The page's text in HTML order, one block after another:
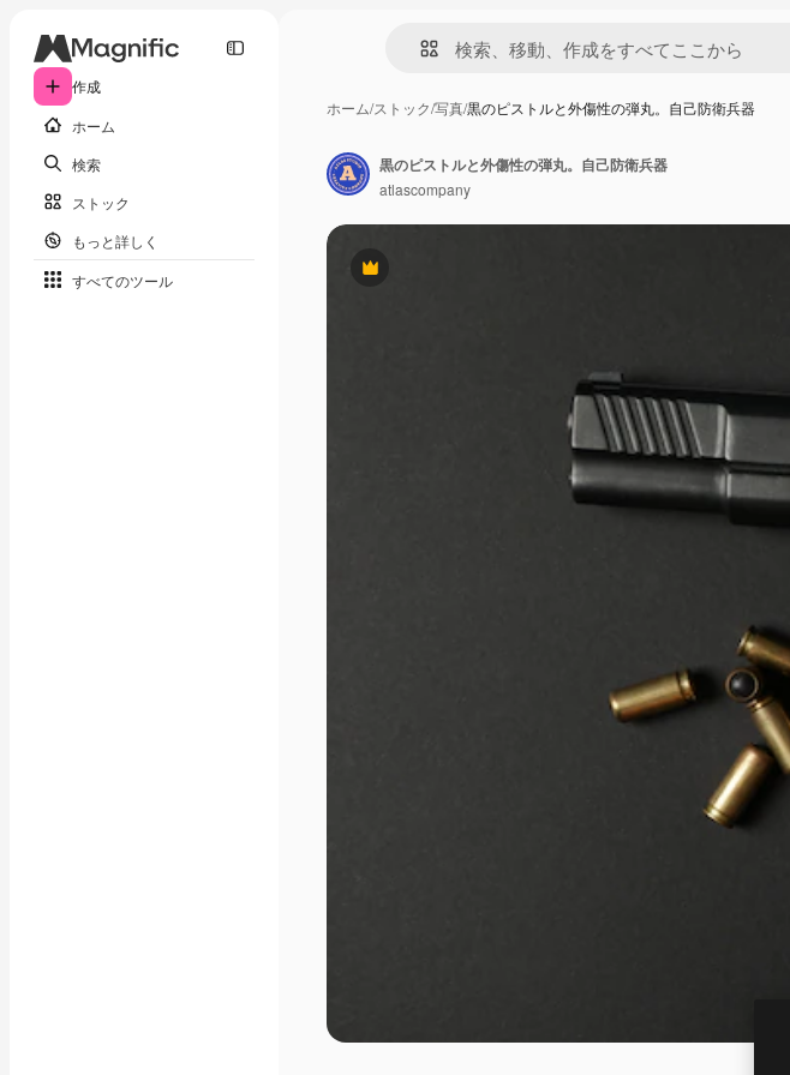
作成
ホーム
検索
ストック
もっと詳しく
すべてのツール
ホーム/ストック/写真/黒のピストルと外傷性の弾丸。自己防衛兵器
Premium
黒のピストルと外傷性の弾丸。自己防衛兵器
atlascompany